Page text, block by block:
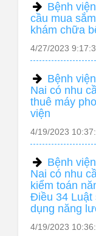
Bệnh
cầu mua
khám chữa
4/27/2023
Bệnh
Nai có nhu
thuê máy
viện
4/19/2023
Bệnh
Nai có nhu
kiểm toán
Điều 34 Luật
dụng năng
4/19/2023